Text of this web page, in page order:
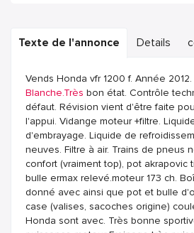
Texte de l'annonce Details
Vends Honda vfr 1200 f. Année
Blanche.Très bon état. Contrôle
défaut. Révision vient d'être faite
l'appui. Vidange moteur +filtre.
d'embrayage. Liquide de
neuves. Filtre à air. Trains de pneus
confort (vraiment top), pot akrapovic
bulle ermax relevé.moteur 173 ch.
donné avec ainsi que pot et bulle
case (valises, sacoches origine)
Honda sont avec. Très bonne